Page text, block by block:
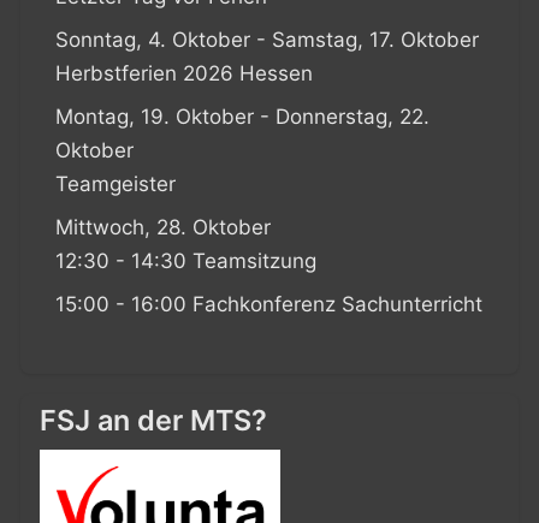
Sonntag, 4. Oktober - Samstag, 17. Oktober
Herbstferien 2026 Hessen
Montag, 19. Oktober - Donnerstag, 22.
Oktober
Teamgeister
Mittwoch, 28. Oktober
12:30 - 14:30 Teamsitzung
15:00 - 16:00 Fachkonferenz Sachunterricht
FSJ an der MTS?